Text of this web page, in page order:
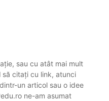
sau cu atât mai mult
citați cu link, atunci
un articol sau o idee
ne-am asumat